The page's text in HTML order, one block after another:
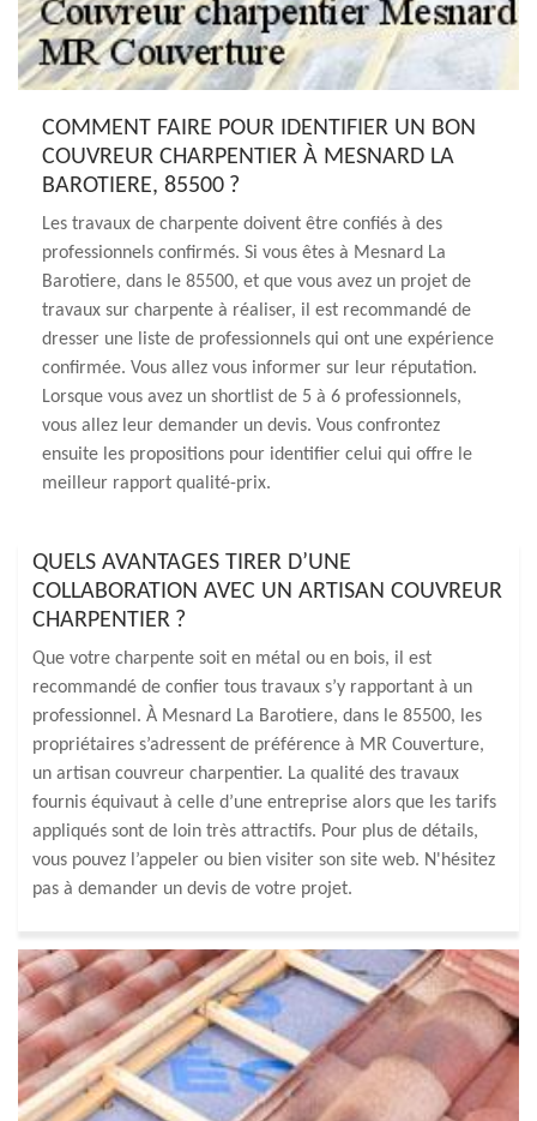
COMMENT FAIRE POUR IDENTIFIER UN BON
COUVREUR CHARPENTIER À MESNARD LA
BAROTIERE, 85500 ?
Les travaux de charpente doivent être confiés à des
professionnels confirmés. Si vous êtes à Mesnard La
Barotiere, dans le 85500, et que vous avez un projet de
travaux sur charpente à réaliser, il est recommandé de
dresser une liste de professionnels qui ont une expérience
confirmée. Vous allez vous informer sur leur réputation.
Lorsque vous avez un shortlist de 5 à 6 professionnels,
vous allez leur demander un devis. Vous confrontez
ensuite les propositions pour identifier celui qui offre le
meilleur rapport qualité-prix.
QUELS AVANTAGES TIRER D’UNE
COLLABORATION AVEC UN ARTISAN COUVREUR
CHARPENTIER ?
Que votre charpente soit en métal ou en bois, il est
recommandé de confier tous travaux s’y rapportant à un
professionnel. À Mesnard La Barotiere, dans le 85500, les
propriétaires s’adressent de préférence à MR Couverture,
un artisan couvreur charpentier. La qualité des travaux
fournis équivaut à celle d’une entreprise alors que les tarifs
appliqués sont de loin très attractifs. Pour plus de détails,
vous pouvez l’appeler ou bien visiter son site web. N'hésitez
pas à demander un devis de votre projet.